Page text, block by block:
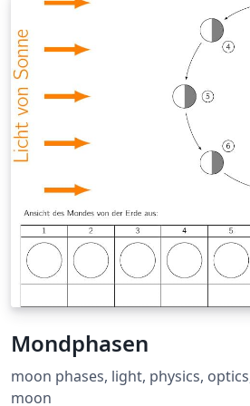
Mondphasen
moon phases, light, physics,
moon